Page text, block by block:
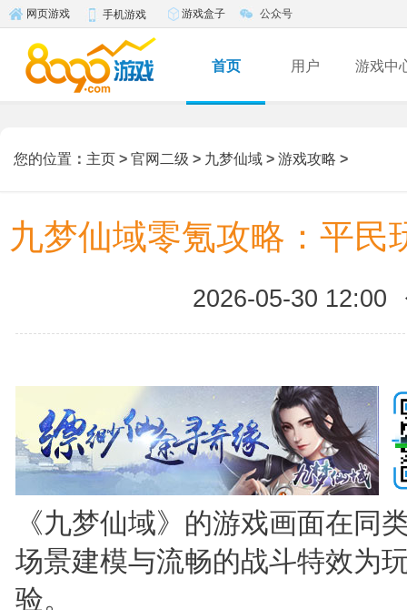
网页游戏 手机游戏 游戏盒子 公众号
首页 用户 游戏中
您的位置 ： 主页 > 官网二级 > 九梦仙域 > 游戏攻略 >
九梦仙域零氪攻略：平民
2026-05-30 12:00
《九梦仙域》的游戏画面在同
场景建模与流畅的战斗特效为
验。